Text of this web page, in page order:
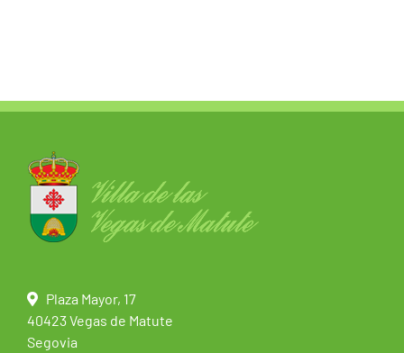
Plaza Mayor, 17
40423 Vegas de Matute
Segovia